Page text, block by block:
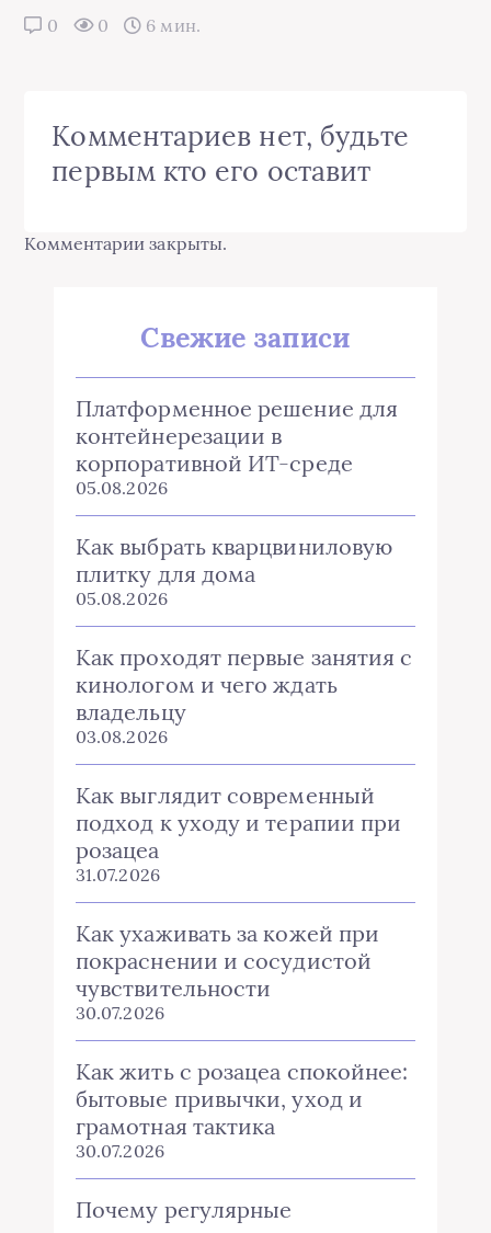
0 0 6 мин.
Комментариев нет, будьте
первым кто его оставит
Комментарии закрыты.
Свежие записи
Платформенное решение для
контейнерезации в
корпоративной ИТ-среде
05.08.2026
Как выбрать кварцвиниловую
плитку для дома
05.08.2026
Как проходят первые занятия с
кинологом и чего ждать
владельцу
03.08.2026
Как выглядит современный
подход к уходу и терапии при
розацеа
31.07.2026
Как ухаживать за кожей при
покраснении и сосудистой
чувствительности
30.07.2026
Как жить с розацеа спокойнее:
бытовые привычки, уход и
грамотная тактика
30.07.2026
Почему регулярные